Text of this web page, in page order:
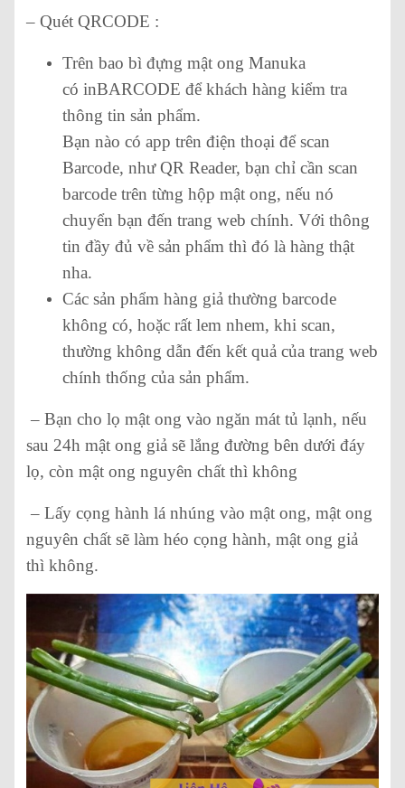
– Quét QRCODE :
Trên bao bì đựng mật ong Manuka
có inBARCODE để khách hàng kiểm tra
thông tin sản phẩm.
Bạn nào có app trên điện thoại để scan
Barcode, như QR Reader, bạn chỉ cần scan
barcode trên từng hộp mật ong, nếu nó
chuyển bạn đến trang web chính. Với thông
tin đầy đủ về sản phẩm thì đó là hàng thật
nha.
Các sản phẩm hàng giả thường barcode
không có, hoặc rất lem nhem, khi scan,
thường không dẫn đến kết quả của trang web
chính thống của sản phẩm.
– Bạn cho lọ mật ong vào ngăn mát tủ lạnh, nếu
sau 24h mật ong giả sẽ lắng đường bên dưới đáy
lọ, còn mật ong nguyên chất thì không
– Lấy cọng hành lá nhúng vào mật ong, mật ong
nguyên chất sẽ làm héo cọng hành, mật ong giả
thì không.